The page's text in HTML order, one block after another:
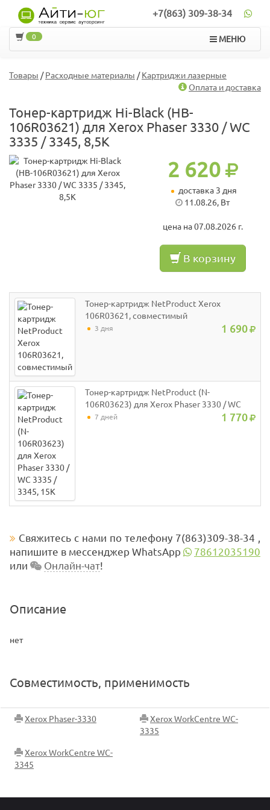
+7(863) 309-38-34
МЕНЮ
0
Товары /Расходные материалы /Картриджи лазерные
Оплата и доставка
Тонер-картридж Hi-Black (HB-
106R03621) для Xerox Phaser 3330 / WC
3335 / 3345, 8,5K
2 620
доставка 3 дня
11.08.26, Вт
цена на 07.08.2026 г.
В корзину
Тонер-картридж NetProduct Xerox
106R03621, совместимый
3 дня 1 690
Тонер-картридж NetProduct (N-
106R03623) для Xerox Phaser 3330 / WC
3335 / 3345, 15K
7 дней 1 770
Свяжитесь с нами по телефону 7(863)309-38-34 ,
напишите в мессенджер WhatsApp
78612035190
или
Онлайн-чат!
Описание
нет
Совместимость, применимость
Xerox Phaser-3330
Xerox WorkCentre WC-
3335
Xerox WorkCentre WC-
3345